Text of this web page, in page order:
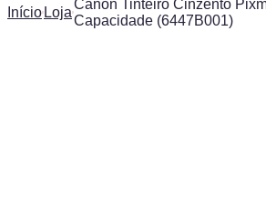
Início Loja
Canon Tinteiro Cinzento
Capacidade (6447B001)